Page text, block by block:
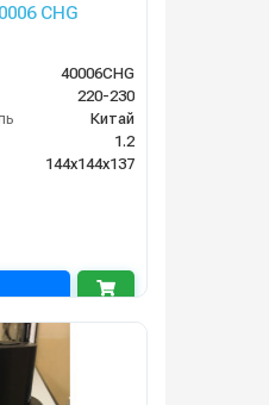
CHG
40006CHG
220-230
Китай
1.2
144х144х137